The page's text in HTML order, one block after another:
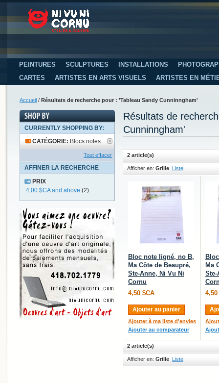
PEINTURES SCULPTURES INSTALLATIONS
CARTES
ARTISTES EN ARTS VISUELS ARTISTES EN
Accueil / Résultats de recherche pour : 'Tableau Sandy Cunninngham'
Résultats de
Cunninngham'
2 article(s)
Afficher en: Grille Liste
Bloc note ligné, no B,
Ma Côte de Beaupré,
Ste-Anne, Ni Vu Ni
Cornu
4,50 $CA
Ajouter au panier
Ajouter à ma liste d'envies
Ajouter au comparateur
Ma
Ste-
4,50
2 article(s)
Afficher en: Grille Liste
CURRENTLY SHOPPING BY:
CATÉGORIE: Blocs notes
Tout effacer
AFFINER LA RECHERCHE
PRIX
4,00 $CAand above (2)